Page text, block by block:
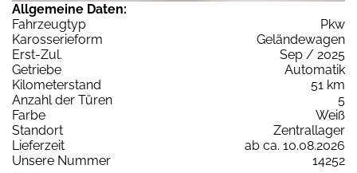
Allgemeine Daten:
Fahrzeugtyp
Pkw
Karosserieform
Geländewagen
Erst-Zul.
Sep / 2025
Getriebe
Automatik
Kilometerstand
51 km
Anzahl der Türen
5
Farbe
Weiß
Standort
Zentrallager
Lieferzeit
ab ca. 10.08.2026
Unsere Nummer
14252